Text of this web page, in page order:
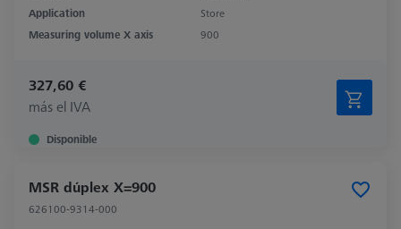
Application
Store
Measuring volume X axis
900
327,60 €
más el IVA
Disponible
MSR dúplex X=900
626100-9314-000